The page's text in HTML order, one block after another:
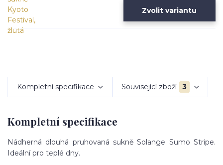
Zvolit variantu
Kompletní specifikace Související zboží 3
Kompletní specifikace
Nádherná dlouhá pruhovaná sukně Solange Sumo Stripe.
Ideální pro teplé dny.